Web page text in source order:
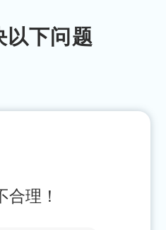
以下问题
合理！